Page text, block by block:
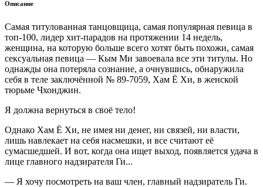
Описание
Самая титулованная танцовщица, самая популярная певица в
топ-100, лидер хит-парадов на протяжении 14 недель,
женщина, на которую больше всего хотят быть похожи, самая
сексуальная певица — Кым Ми завоевала все эти титулы. Но
однажды она потеряла сознание, а очнувшись, обнаружила
себя в теле заключённой № 89-7059, Хам Ё Хи, в женской
тюрьме Чхонджин.
Я должна вернуться в своё тело!
Однако Хам Ё Хи, не имея ни денег, ни связей, ни власти,
лишь навлекает на себя насмешки, и все считают её
сумасшедшей. И вот, когда она ищет выход, появляется удача в
лице главного надзирателя Ги...
— Я хочу посмотреть на ваш член, главный надзиратель Ги.